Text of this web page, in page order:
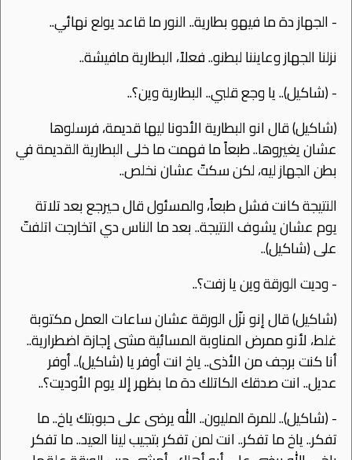
- الجهاز دة ما فيهو بطارية.. النور ما قاعد يولع نهائي..
نزلنا الجهاز وعايننا لبطنو.. فعلاً، البطارية مافيشة..
- (شاكيل).. يا وجع قلبي.. البطارية وين؟..
(شاكيل) قال انو البطارية اﻷدونا ليها قديمة، فرسلوها
عشان يغيروها.. طبعاً ما فهمت ما خلى البطارية القديمة في
بطن الجهاز ليه، لكن سكتّ عشان نخلص..
النتيجة كانت فشل طبعاً، والمسئول قال حيرجع بعد تلاتة
يوم عشان يشوف النتيجة.. بعد ما الناس دي اتخارجت اتلفتّ
على (شاكيل)..
- وديت الورقة وين يا زفت؟..
(شاكيل) قال إنو نزّل الورقة عشان ساعات العمل مكتوبة
غلط، ﻷنو ممرض المناوبة المسائية مشى إجازة اضطرارية..
أنا كنت برجف من اﻷذى.. ياخ انت أوفر يا (شاكيل).. أوفر
عديل.. انت صدقك الكاتلك دة ما بظهر إﻻ يوم اﻷوديت؟..
- (شاكيل).. للمرة المليون.. الله يرضى على حبوبتك ياخ.. ما
تفكر.. ياخ ما تفكر.. انت لمن تفكر بتجيب لينا العيد.. ما تفكر